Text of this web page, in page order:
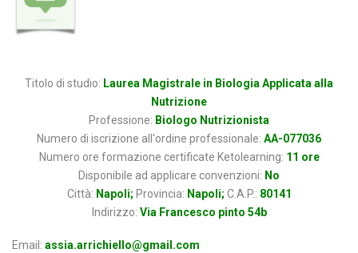
Titolo di studio: Laurea Magistrale in Biologia Applicata alla
Nutrizione
Professione: Biologo Nutrizionista
Numero di iscrizione all'ordine professionale: AA-077036
Numero ore formazione certificate Ketolearning: 11 ore
Disponibile ad applicare convenzioni: No
Città: Napoli; Provincia: Napoli; C.A.P.: 80141
Indirizzo: Via Francesco pinto 54b
Email: assia.arrichiello@gmail.com